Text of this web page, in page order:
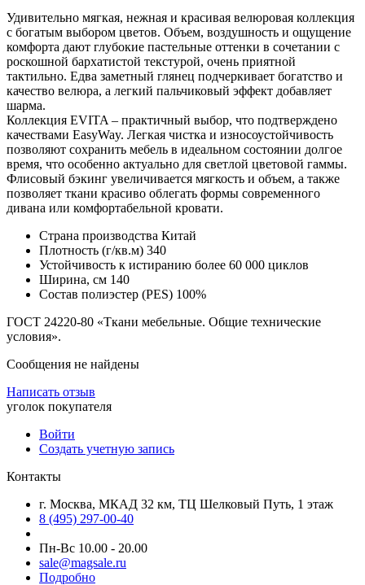
Удивительно мягкая, нежная и красивая велюровая коллекция
с богатым выбором цветов. Объем, воздушность и ощущение
комфорта дают глубокие пастельные оттенки в сочетании с
роскошной бархатистой текстурой, очень приятной
тактильно. Едва заметный глянец подчеркивает богатство и
качество велюра, а легкий пальчиковый эффект добавляет
шарма.
Коллекция EVITA – практичный выбор, что подтверждено
качествами EasyWay. Легкая чистка и износоустойчивость
позволяют сохранить мебель в идеальном состоянии долгое
время, что особенно актуально для светлой цветовой гаммы.
Флисовый бэкинг увеличивается мягкость и объем, а также
позволяет ткани красиво облегать формы современного
дивана или комфортабельной кровати.
Страна производства Китай
Плотность (г/кв.м) 340
Устойчивость к истиранию более 60 000 циклов
Ширина, см 140
Состав полиэстер (PES) 100%
ГОСТ 24220-80 «Ткани мебельные. Общие технические
условия».
Сообщения не найдены
Написать отзыв
уголок покупателя
Войти
Создать учетную запись
Контакты
г. Москва, МКАД 32 км, ТЦ Шелковый Путь, 1 этаж
8 (495) 297-00-40
Пн-Вс 10.00 - 20.00
sale@magsale.ru
Подробно